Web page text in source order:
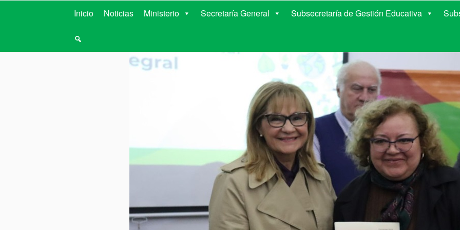
MINISTERIO DE EDUCACIÓN DE
Inicio Noticias Ministerio Secretaría General Subsecretaría de Gestión Educativa